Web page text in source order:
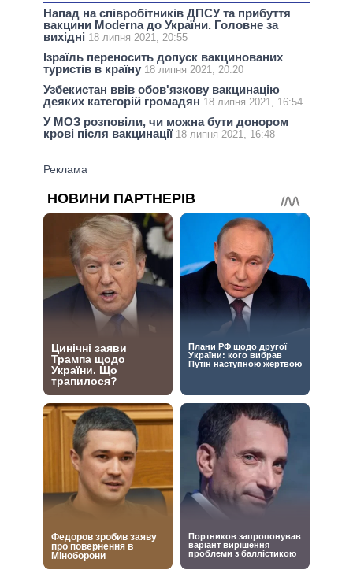
Напад на співробітників ДПСУ та прибуття
вакцини Moderna до України. Головне за
вихідні 18 липня 2021, 20:55
Ізраїль переносить допуск вакцинованих
туристів в країну 18 липня 2021, 20:20
Узбекистан ввів обов'язкову вакцинацію
деяких категорій громадян 18 липня 2021, 16:54
У МОЗ розповіли, чи можна бути донором
крові після вакцинації 18 липня 2021, 16:48